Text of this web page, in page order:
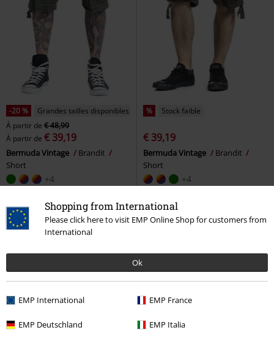
Shopping from International
Please click here to visit EMP Online Shop for customers from
International
Ok
EMP International EMP France
EMP Deutschland EMP Italia
-20 %
Grandes tailles disponibles
À partir de € 48,99
À partir de € 39,19
Bermuda Vintage
Brandit
Short
+4
% Stock faible
€ 39,19
Bermuda Vintage
Brandit
Short
+4